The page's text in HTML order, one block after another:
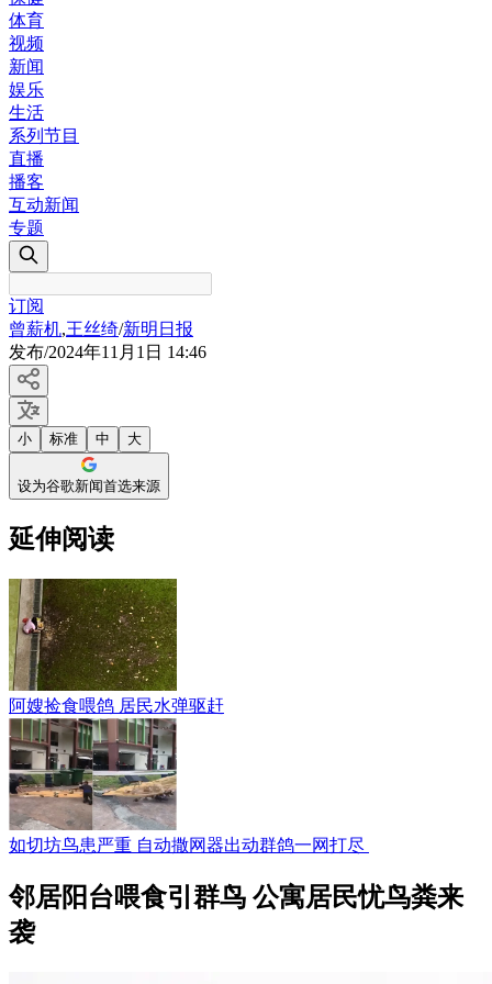
体育
视频
新闻
娱乐
生活
系列节目
直播
播客
互动新闻
专题
订阅
曾薪机,王丝绮/新明日报
发布/2024年11月1日 14:46
小 标准 中 大
设为谷歌新闻首选来源
延伸阅读
阿嫂捡食喂鸽 居民水弹驱赶
如切坊鸟患严重 自动撒网器出动群鸽一网打尽
邻居阳台喂食引群鸟 公寓居民忧鸟粪来
袭